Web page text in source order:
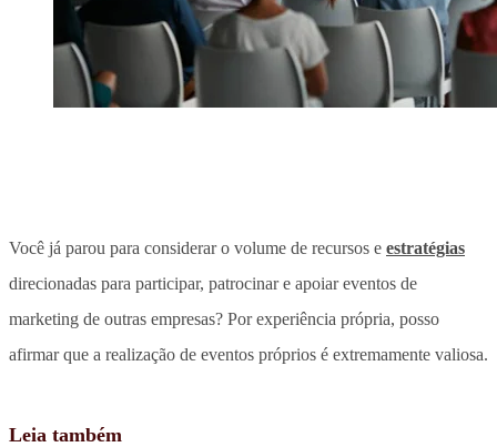
Você já parou para considerar o volume de recursos e estratégias
direcionadas para participar, patrocinar e apoiar eventos de
marketing de outras empresas? Por experiência própria, posso
afirmar que a realização de eventos próprios é extremamente valiosa.
Leia também